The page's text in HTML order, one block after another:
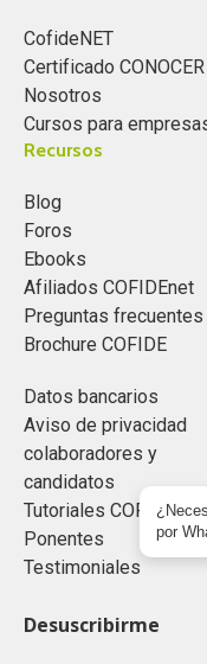
CofideNET
Certificado CONOCER
Nosotros
Cursos para
Recursos
Blog
Foros
Ebooks
Afiliados COFIDEnet
Preguntas frecuentes
Brochure COFIDE
Datos bancarios
Aviso de privacidad
colaboradores y
candidatos
Tutoriales COFIDEnet
Ponentes
Testimoniales
Desuscribirme
por